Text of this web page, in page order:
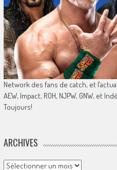
Network des fans de catch, et
AEW, Impact, ROH, NJPW, GNW, et
Toujours!
ARCHIVES
Archives